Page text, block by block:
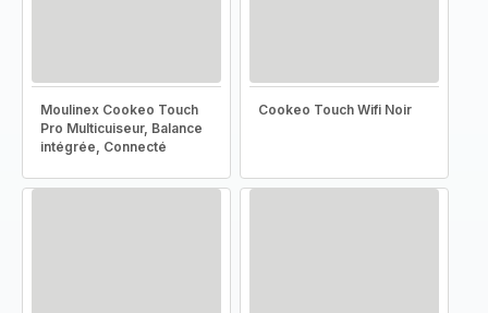
Moulinex Cookeo Touch
Pro Multicuiseur, Balance
intégrée, Connecté
Cookeo Touch Wifi Noir